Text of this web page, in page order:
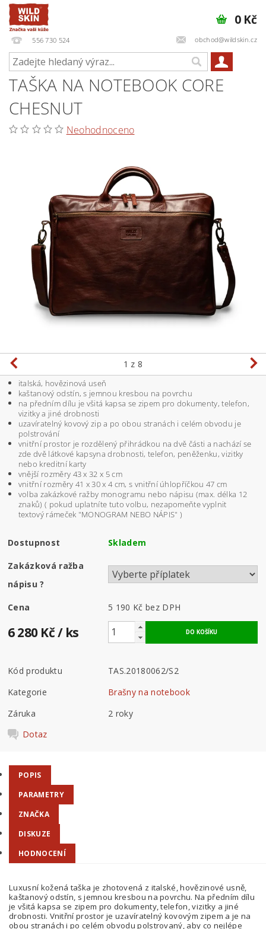
556 730 524 obchod@wildskin.cz
0 Kč
TAŠKA NA NOTEBOOK CORE
CHESNUT
Neohodnoceno
1 z 8
italská, hovězinová useň
kaštanový odstín, s jemnou kresbou na povrchu
na předním dílu je všitá kapsa se zipem pro dokumenty, telefon,
vizitky a jiné drobnosti
uzavíratelný kovový zip a po obou stranách i celém obvodu je
polstrování
vnitřní prostor je rozdělený přihrádkou na dvě části a nachází se
zde dvě látkové kapsyna drobnosti, telefon, peněženku, vizitky
nebo kreditní karty
vnější rozměry 43 x 32 x 5 cm
vnitřní rozměry 41 x 30 x 4 cm, s vnitřní úhlopříčkou 47 cm
volba zakázkové ražby monogramu nebo nápisu (max. délka 12
znaků) ( pokud uplatníte tuto volbu, nezapomeňte vyplnit
textový rámeček "MONOGRAM NEBO NÁPIS" )
Dostupnost Skladem
Zakázková ražba
nápisu?
Cena 5 190 Kč bez DPH
6 280 Kč/ ks
Kód produktu
TAS.20180062/S2
Kategorie
Brašny na notebook
Záruka
2 roky
Dotaz
POPIS
PARAMETRY
ZNAČKA
DISKUZE
HODNOCENÍ
Luxusní kožená taška je zhotovená z italské, hovězinové usně,
kaštanový odstín, s jemnou kresbou na povrchu. Na předním dílu
je všitá kapsa se zipem pro dokumenty, telefon, vizitky a jiné
drobnosti. Vnitřní prostor je uzavíratelný kovovým zipem a je na
obou stranách i po celém obvodu polstrovaný, aby co nejlépe